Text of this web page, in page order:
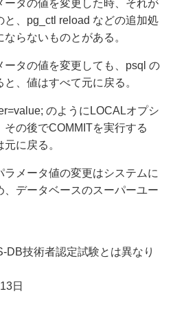
ータの値を変更した時、それが
と、pg_ctl reload などの追加処
らないものとがある。
ータの値を変更しても、psql の
、値はすべて元に戻る。
のようにLOCALオプシ
その後でCOMMITを実行する
に戻る。
メータ値の変更はシステムに
、データベースのスーパーユー
技術者認定試験とは異なり
日